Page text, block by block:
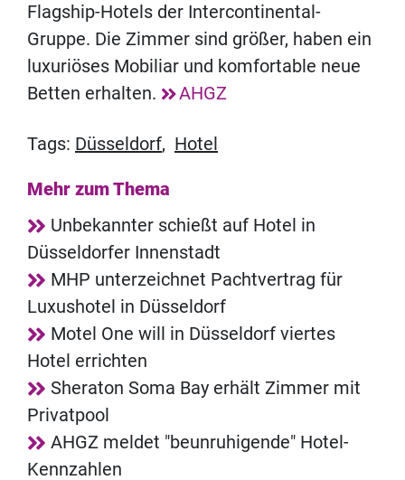
Flagship-Hotels der Intercontinental-
Gruppe. Die Zimmer sind größer, haben ein
luxuriöses Mobiliar und komfortable neue
Betten erhalten.
AHGZ
Tags: Düsseldorf, Hotel
Mehr zum Thema
Unbekannter schießt auf Hotel in
Düsseldorfer Innenstadt
MHP unterzeichnet Pachtvertrag für
Luxushotel in Düsseldorf
Motel One will in Düsseldorf viertes
Hotel errichten
Sheraton Soma Bay erhält Zimmer mit
Privatpool
AHGZ meldet "beunruhigende" Hotel-
Kennzahlen